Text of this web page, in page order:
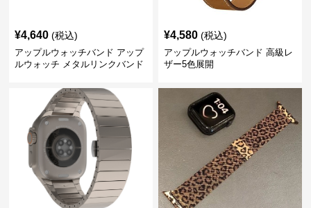
¥4,640 (税込)
アップルウォッチバンド アップ
ルウォッチ メタルリンクバンド
¥4,580 (税込)
アップルウォッチバンド 高級レ
ザー5色展開